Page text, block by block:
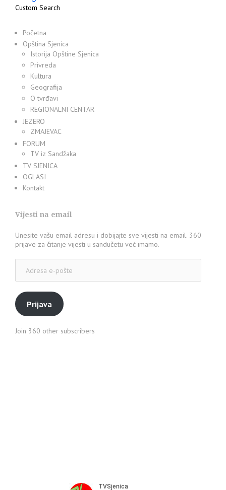
Custom Search
Početna
Opština Sjenica
Istorija Opštine Sjenica
Privreda
Kultura
Geografija
O tvrđavi
REGIONALNI CENTAR
JEZERO
ZMAJEVAC
FORUM
TV iz Sandžaka
TV SJENICA
OGLASI
Kontakt
Vijesti na email
Unesite vašu email adresu i dobijajte sve vijesti na email. 360
prijave za čitanje vijesti u sandučetu već imamo.
pošte
Prijava
Join 360 other subscribers